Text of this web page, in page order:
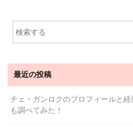
最近の投稿
チェ・ガンロクのプロフィールと
も調べてみた！